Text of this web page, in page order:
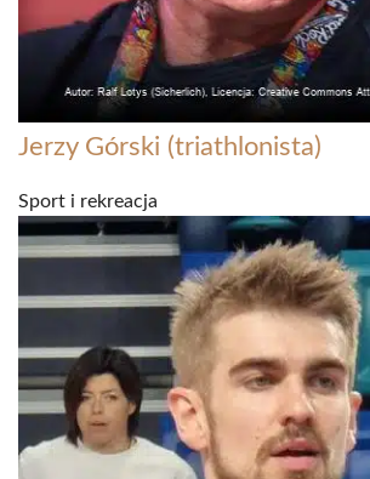
Jerzy Górski (triathlonista)
Sport i rekreacja